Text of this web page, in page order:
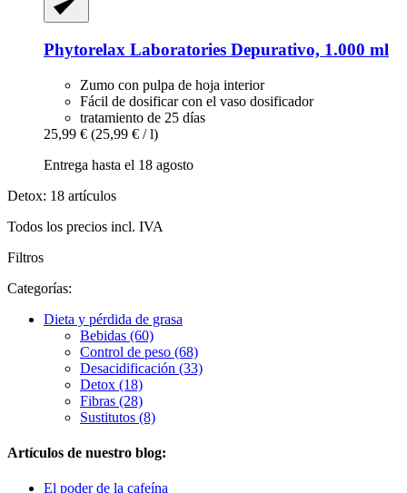
Phytorelax Laboratories Depurativo, 1.000 ml
Zumo con pulpa de hoja interior
Fácil de dosificar con el vaso dosificador
tratamiento de 25 días
25,99 € (25,99 € / l)
Entrega hasta el 18 agosto
Detox: 18 artículos
Todos los precios incl. IVA
Filtros
Categorías:
Dieta y pérdida de grasa
Bebidas (60)
Control de peso (68)
Desacidificación (33)
Detox (18)
Fibras (28)
Sustitutos (8)
Artículos de nuestro blog:
El poder de la cafeína